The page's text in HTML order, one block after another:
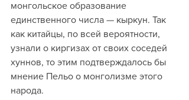
монгольское образование
единственного числа — кыркун. Так
как китайцы, по всей вероятности,
узнали о киргизах от своих соседей
хуннов, то этим подтверждалось бы
мнение Пельо о монголизме этого
народа.